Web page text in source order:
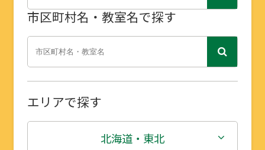
市区町村名・教室名で探す
エリアで探す
北海道・東北